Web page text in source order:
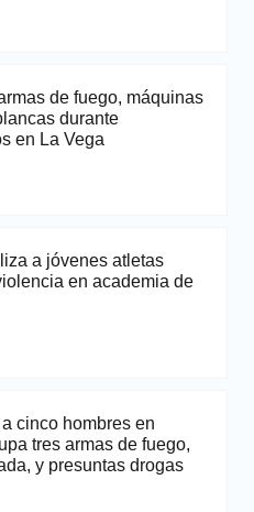
de fuego, máquinas
durante
en La Vega
a jóvenes atletas
en academia de
cinco hombres en
tres armas de fuego,
y presuntas drogas